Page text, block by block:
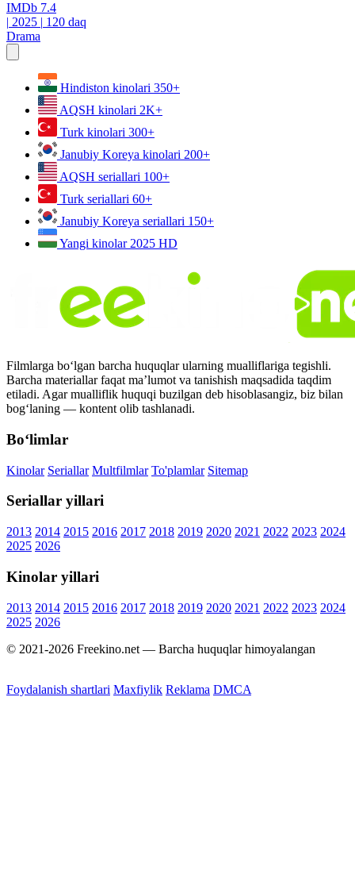
IMDb 7.4
| 2025 | 120 daq
Drama
Hindiston kinolari 350+
AQSH kinolari 2K+
Turk kinolari 300+
Janubiy Koreya kinolari 200+
AQSH seriallari 100+
Turk seriallari 60+
Janubiy Koreya seriallari 150+
Yangi kinolar 2025 HD
Filmlarga bo‘lgan barcha huquqlar ularning mualliflariga tegishli.
Barcha materiallar faqat ma’lumot va tanishish maqsadida taqdim
etiladi. Agar mualliflik huquqi buzilgan deb hisoblasangiz, biz bilan
bog‘laning — kontent olib tashlanadi.
Bo‘limlar
Kinolar Seriallar Multfilmlar To'plamlar Sitemap
Seriallar yillari
2013 2014 2015 2016 2017 2018 2019 2020 2021 2022 2023 2024
2025 2026
Kinolar yillari
2013 2014 2015 2016 2017 2018 2019 2020 2021 2022 2023 2024
2025 2026
© 2021-2026 Freekino.net — Barcha huquqlar himoyalangan
Foydalanish shartlari Maxfiylik Reklama DMCA